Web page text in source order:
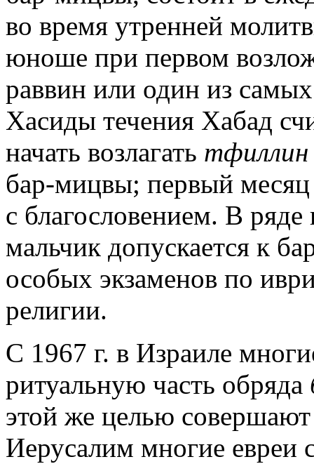
во время утренней
юноше при первом
раввин или один из
Хасиды течения Хабад
начать возлагать тфиллин
бар-мицвы; первый месяц
с благословением. В ряде
мальчик допускается к
особых экзаменов по
религии.
С 1967 г. в Израиле
ритуальную часть обряда
этой же целью
Иерусалим многие евреи